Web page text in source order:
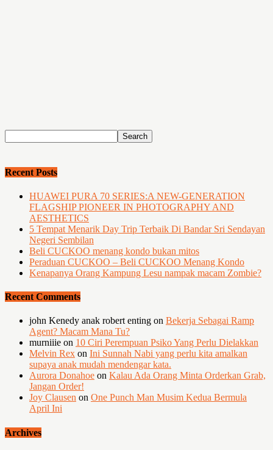
Recent Posts
HUAWEI PURA 70 SERIES:A NEW-GENERATION
FLAGSHIP PIONEER IN PHOTOGRAPHY AND
AESTHETICS
5 Tempat Menarik Day Trip Terbaik Di Bandar Sri Sendayan
Negeri Sembilan
Beli CUCKOO menang kondo bukan mitos
Peraduan CUCKOO – Beli CUCKOO Menang Kondo
Kenapanya Orang Kampung Lesu nampak macam Zombie?
Recent Comments
john Kenedy anak robert enting on Bekerja Sebagai Ramp
Agent? Macam Mana Tu?
murniiie on 10 Ciri Perempuan Psiko Yang Perlu Dielakkan
Melvin Rex on Ini Sunnah Nabi yang perlu kita amalkan
supaya anak mudah mendengar kata.
Aurora Donahoe on Kalau Ada Orang Minta Orderkan Grab,
Jangan Order!
Joy Clausen on One Punch Man Musim Kedua Bermula
April Ini
Archives